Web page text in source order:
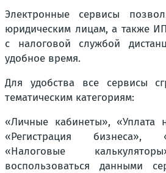
Электронные сервисы
юридическим лицам, а также
с налоговой службой
удобное время.
Для удобства все сервисы
тематическим категориям:
«Личные кабинеты», «Уплата
«Регистрация бизнеса»,
«Налоговые
воспользоваться данными